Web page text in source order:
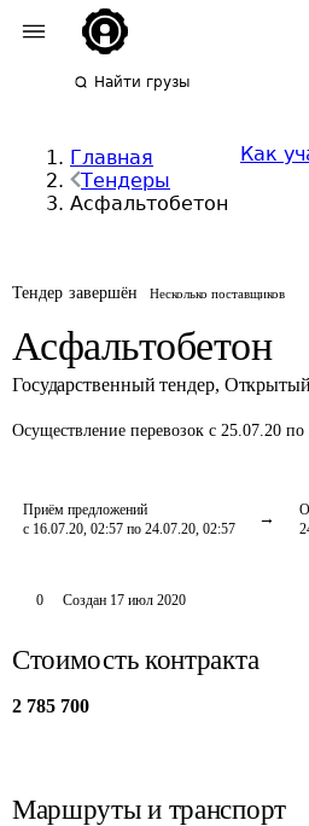
Найти грузы
Главная
Тендеры
Асфальтобетон
Как
Тендер завершён Несколько поставщиков
Асфальтобетон
Государственный тендер,
Осуществление перевозок с 25.07.20 по
Приём предложений
с 16.07.20, 02:57 по 24.07.20, 02:57
0 Создан 17 июл 2020
Стоимость контракта
2 785 700
Маршруты и транспорт